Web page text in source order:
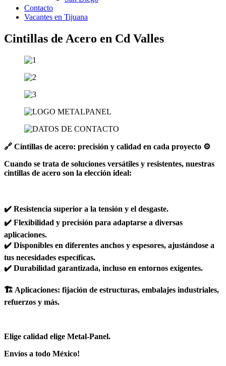
Contacto
Vacantes en Tijuana
Cintillas de Acero en Cd Valles
🔗 Cintillas de acero: precisión y calidad en cada proyecto ⚙️
Cuando se trata de soluciones versátiles y resistentes, nuestras
cintillas de acero son la elección ideal:
✔️ Resistencia superior a la tensión y el desgaste.
✔️ Flexibilidad y precisión para adaptarse a diversas
aplicaciones.
✔️ Disponibles en diferentes anchos y espesores, ajustándose a
tus necesidades específicas.
✔️ Durabilidad garantizada, incluso en entornos exigentes.
🏗️ Aplicaciones: fijación de estructuras, embalajes industriales,
refuerzos y más.
Elige calidad elige Metal-Panel.
Envíos a todo México!